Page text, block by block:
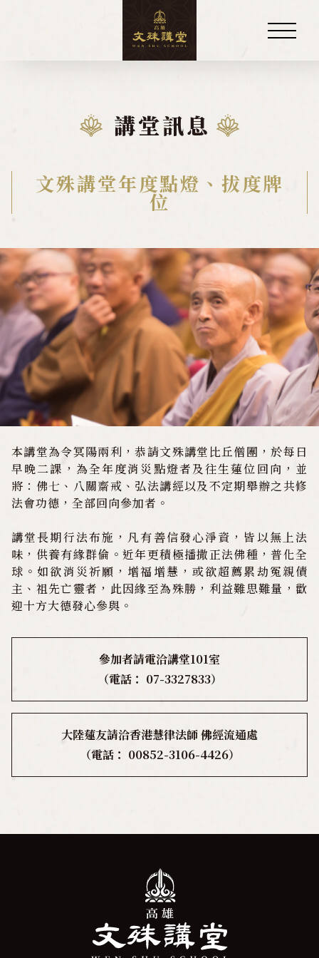
慧律法師
公佈欄
年度活動課程表
年度點燈拔度牌位
梁皇法會
水陸法會
三千佛光明燈
佛學教室
資料下載
影音專區
發心護持
聯絡我們
講堂訊息
文殊講堂年度點燈、拔度牌
位
本講堂為令冥陽兩利，恭請文殊講堂比丘僧團，於每日
早晚二課，為全年度消災點燈者及往生蓮位回向，並
將：佛七、八關齋戒、弘法講經以及不定期舉辦之共修
法會功德，全部回向參加者。
講堂長期行法布施，凡有善信發心淨資，皆以無上法
味，供養有緣群倫。近年更積極播撒正法佛種，普化全
球。如欲消災祈願，增福增慧，或欲超薦累劫冤親債
主、祖先亡靈者，此因緣至為殊勝，利益難思難量，歡
迎十方大德發心參與。
參加者請電洽講堂101室
（電話： 07-3327833）
大陸蓮友請洽香港慧律法師 佛經流通處
（電話： 00852-3106-4426）